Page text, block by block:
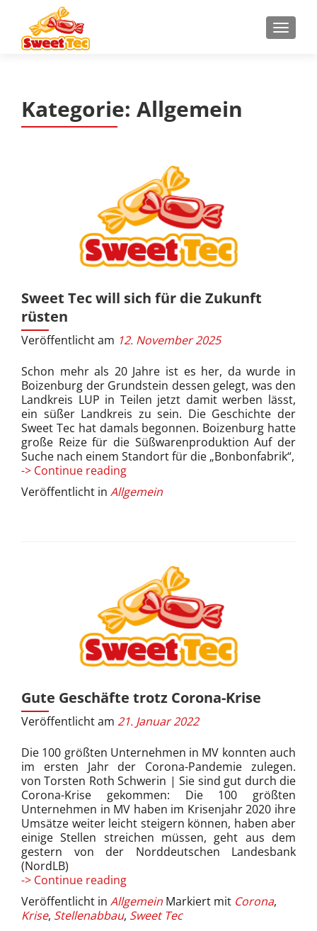
MENU
Kategorie: Allgemein
Sweet Tec will sich für die Zukunft
rüsten
Veröffentlicht am 12. November 2025
Schon mehr als 20 Jahre ist es her, da wurde in
Boizenburg der Grundstein dessen gelegt, was den
Landkreis LUP in Teilen jetzt damit werben lässt,
ein süßer Landkreis zu sein. Die Geschichte der
Sweet Tec hat damals begonnen. Boizenburg hatte
große Reize für die Süßwarenproduktion Auf der
Suche nach einem Standort für die „Bonbonfabrik“,
-> Continue readingSweet
will
Veröffentlicht in Allgemein
Gute Geschäfte trotz Corona-Krise
Veröffentlicht am 21. Januar 2022
Die 100 größten Unternehmen in MV konnten auch
im ersten Jahr der Corona-Pandemie zulegen.
von Torsten Roth Schwerin | Sie sind gut durch die
Corona-Krise gekommen: Die 100 größten
Unternehmen in MV haben im Krisenjahr 2020 ihre
Umsätze weiter leicht steigern können, haben aber
einige Stellen streichen müssen, geht aus dem
gestern von der Norddeutschen Landesbank
(NordLB)
-> Continue readingGute
Geschäfte
trotz
Corona-
Veröffentlicht in Allgemein Markiert mit Corona,
Krise, Stellenabbau, Sweet Tec